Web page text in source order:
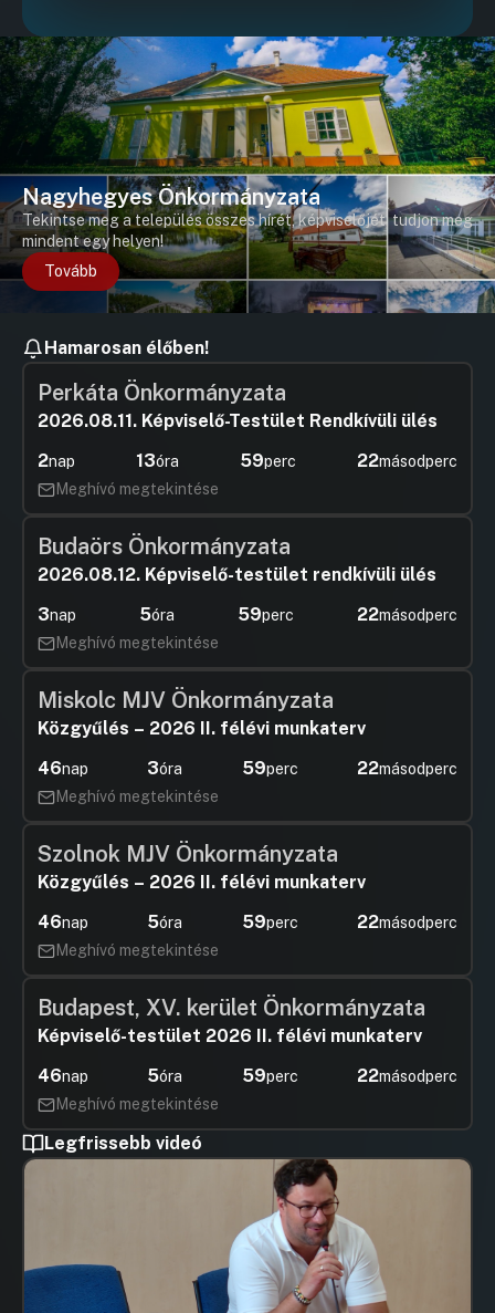
Nagyhegyes Önkormányzata
Tekintse meg a település összes hírét, képviselőjét, tudjon meg
mindent egy helyen!
Tovább
Hamarosan élőben!
Perkáta Önkormányzata
2026.08.11. Képviselő-Testület Rendkívüli ülés
2nap 13óra 59perc 22másodperc
Meghívó megtekintése
Budaörs Önkormányzata
2026.08.12. Képviselő-testület rendkívüli ülés
3nap 5óra 59perc 22másodperc
Meghívó megtekintése
Miskolc MJV Önkormányzata
Közgyűlés – 2026 II. félévi munkaterv
46nap 3óra 59perc 22másodperc
Meghívó megtekintése
Szolnok MJV Önkormányzata
Közgyűlés – 2026 II. félévi munkaterv
46nap 5óra 59perc 22másodperc
Meghívó megtekintése
Budapest, XV. kerület Önkormányzata
Képviselő-testület 2026 II. félévi munkaterv
46nap 5óra 59perc 22másodperc
Meghívó megtekintése
Legfrissebb videó